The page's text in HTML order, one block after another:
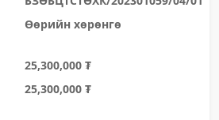
Өөрийн хөрөнгө
25,300,000 ₮
25,300,000 ₮